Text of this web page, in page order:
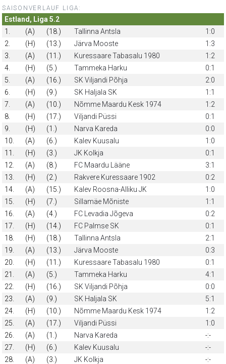
SAISONVERLAUF LIGA:
Estland, Liga 5.2
1.
(A) (18.) Tallinna Antsla
1:0
2.
(H) (13.) Järva Mooste
1:3
3.
(A) (11.) Kuressaare Tabasalu 1980
1:2
4.
(H) (5.) Tammeka Harku
0:1
5.
(A) (16.) SK Viljandi Põhja
2:0
6.
(H) (9.) SK Haljala SK
1:1
7.
(A) (10.) Nõmme Maardu Kesk 1974
1:2
8.
(H) (17.) Viljandi Püssi
0:1
9.
(H) (1.) Narva Kareda
0:0
10.
(A) (6.) Kalev Kuusalu
1:0
11.
(H) (3.) JK Kolkja
0:1
12.
(A) (8.) FC Maardu Lääne
3:1
13.
(H) (2.) Rakvere Kuressaare 1902
0:2
14.
(A) (15.) Kalev Roosna-Alliku JK
1:0
15.
(H) (7.) Sillamäe Mõniste
1:1
16.
(A) (4.) FC Levadia Jõgeva
0:2
17.
(H) (14.) FC Palmse SK
0:1
18.
(H) (18.) Tallinna Antsla
2:1
19.
(A) (13.) Järva Mooste
0:3
20.
(H) (11.) Kuressaare Tabasalu 1980
0:1
21.
(A) (5.) Tammeka Harku
4:1
22.
(H) (16.) SK Viljandi Põhja
0:0
23.
(A) (9.) SK Haljala SK
5:1
24.
(H) (10.) Nõmme Maardu Kesk 1974
1:2
25.
(A) (17.) Viljandi Püssi
1:0
26.
(A) (1.) Narva Kareda
-:-
27.
(H) (6.) Kalev Kuusalu
-:-
28.
(A) (3.) JK Kolkja
-:-